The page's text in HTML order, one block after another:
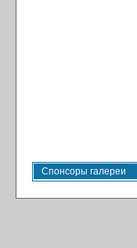
Спонсоры галереи